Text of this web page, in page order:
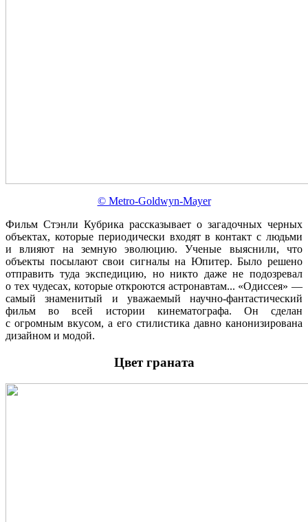
© Metro-Goldwyn-Mayer
Фильм Стэнли Кубрика рассказывает о загадочных черных
объектах, которые периодически входят в контакт с людьми
и влияют на земную эволюцию. Ученые выяснили, что
объекты посылают свои сигналы на Юпитер. Было решено
отправить туда экспедицию, но никто даже не подозревал
о тех чудесах, которые откроются астронавтам... «Одиссея» —
самый знаменитый и уважаемый научно-фантастический
фильм во всей истории кинематографа. Он сделан
с огромным вкусом, а его стилистика давно канонизирована
дизайном и модой.
Цвет граната